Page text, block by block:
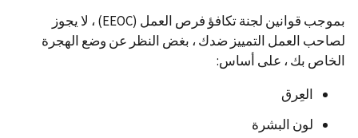
بموجب قوانين لجنة تكافؤ فرص العمل (EEOC) ، لا يجوز
لصاحب العمل التمييز ضدك ، بغض النظر عن وضع الهجرة
الخاص بك ، على أساس:
العِرق
لون البشرة